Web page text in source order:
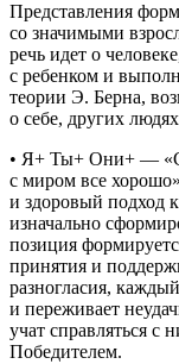
Представления
со значимыми
речь идет о
с ребенком и
теории Э. Берна,
о себе, других
• Я+ Ты+ Они+ —
с миром все
и здоровый подход
изначально
позиция
принятия и
разногласия,
и переживает
учат справляться с
Победителем.